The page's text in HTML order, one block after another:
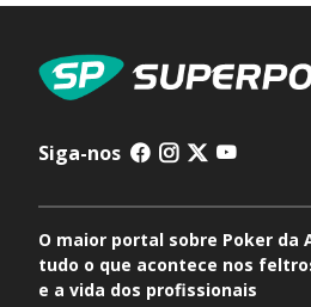
Siga-nos
O maior portal sobre Poker da
tudo o que acontece nos
e a vida dos profissionais